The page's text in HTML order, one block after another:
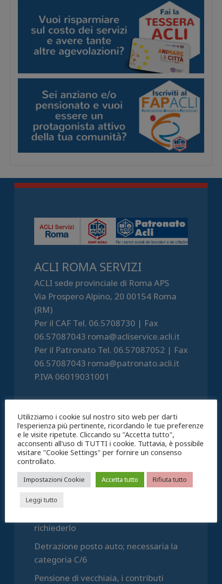
ACLI ROMA SERVIZI
ACLI sede provinciale di Roma APS
Via Prospero Alpino, 20 00154 Roma
(RM)
Per il CAF Tel. 06.5708730 | Fax
06.57087043 roma@acliservice.acli.it
Per il Patronato Tel. 06.57087052 | Fax
06.57087043 roma@patronato.acli.it
P.IVA 06019031001
Articoli recenti
Una casa, due comuni: le agevolazioni
restano
Agosto, il calendario Caf e Patronato
richiederlo
Detrazione posto auto; necessaria la
categoria C/6
Pensione di vecchiaia, i contributi
Utilizziamo i cookie sul nostro sito web per darti
l'esperienza più pertinente, ricordando le tue preferenze
e le visite ripetute. Cliccando su "Accetta tutto",
acconsenti all'uso di TUTTI i cookie. Tuttavia, è possibile
visitare "Cookie Settings" per fornire un consenso
controllato.
Impostazioni Cookie Accetta tutto Rifiuta tutto
Leggi tutto